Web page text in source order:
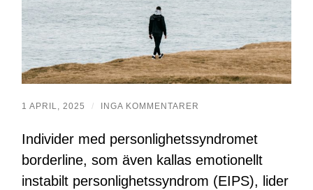
1 APRIL, 2025 / INGA KOMMENTARER
Individer med personlighetssyndromet
borderline, som även kallas emotionellt
instabilt personlighetssyndrom (EIPS), lider